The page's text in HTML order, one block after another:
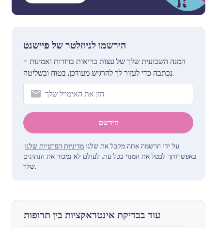
הירשמו לניוזלטר של פיישנט
המנה השבועית שלך של עצות בריאות ברורות ואמינות -
נכתבה כדי לעזור לך להרגיש מעודכן, בטוח ובשליטה.
הירשם
על ידי הרשמה אתה מקבל את שלנו מדיניות הפרטיות שלנו.
באפשרותך לבטל את המנוי בכל עת. לעולם לא נמכור את הנתונים
שלך.
עוד בבדיקת אינטראקציות בין תרופות